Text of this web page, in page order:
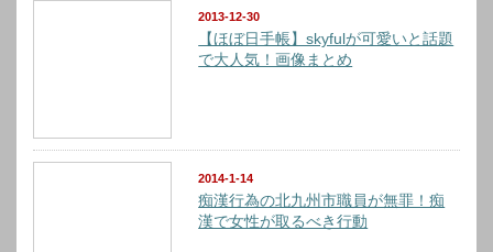
2013-12-30
【ほぼ日手帳】skyfulが可愛いと話題
で大人気！画像まとめ
2014-1-14
痴漢行為の北九州市職員が無罪！痴
漢で女性が取るべき行動